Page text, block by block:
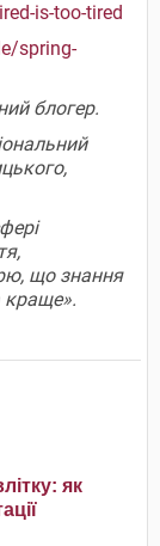
is-too-tired
spring-
блогер.
що знання
краще».
як